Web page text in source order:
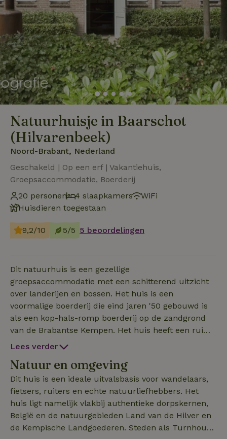
Natuurhuisje in Baarschot
(Hilvarenbeek)
Noord-Brabant, Nederland
Geschakeld | Op een erf | Vakantiehuis,
Groepsaccommodatie, Boerderij
20 personen
4 slaapkamers
WiFi
Huisdieren toegestaan
9,2/10 5/5 5 beoordelingen
Dit natuurhuis is een gezellige
groepsaccommodatie met een schitterend uitzicht
over landerijen en bossen. Het huis is een
voormalige boerderij die eind jaren '50 gebouwd is
als een kop-hals-romp boerderij op de zandgrond
van de Brabantse Kempen. Het huis heeft een ruime
keuken, een gezellige woonkamer, twee badkamers
slaapzalen. Dit maakt het huis ideaal voor grote
groepen van maximaal 35 personen. De keuken is
voorzien van een gasfornuis, koel- en
vriescombinatie, afwasmachine, oven
en koffiezetapparaat. In de woonkamer staat een
gezellige, ruime zithoek met een satelliet televisie.
Lees verder
Natuur en omgeving
Dit huis is een ideale uitvalsbasis voor wandelaars,
fietsers, ruiters en echte natuurliefhebbers. Het
huis ligt namelijk vlakbij authentieke dorpskernen,
België en de natuurgebieden Land van de Hilver en
de Kempische Landgoederen. Steden als Turnhout,